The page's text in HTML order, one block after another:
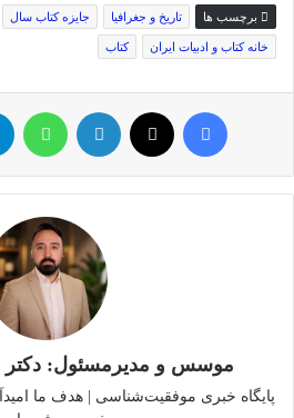
برچسب ها تاریخ و جغرافیا جایزه کتاب سال
خانه کتاب و ادبیات ایران کتاب
فیس بوک لینکدین
موسس و مدیرمسئول: دکتر
پایگاه خبری موفقیت‌شناسی | هدف ما